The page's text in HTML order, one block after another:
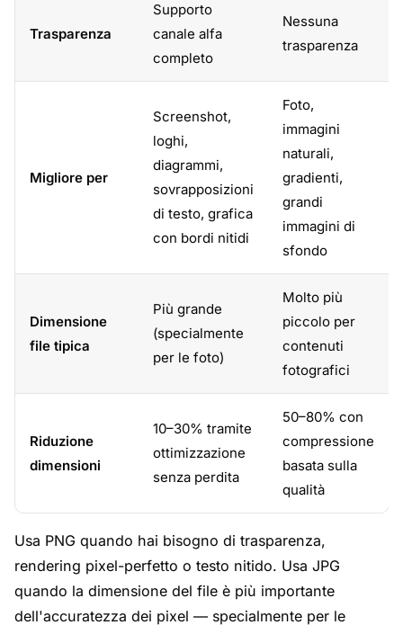
Trasparenza
Supporto
canale alfa
completo
Nessuna
trasparenza
Migliore per
Screenshot,
loghi,
diagrammi,
sovrapposizioni
di testo, grafica
con bordi nitidi
Foto,
immagini
naturali,
gradienti,
grandi
immagini di
sfondo
Dimensione
file tipica
Più grande
(specialmente
per le foto)
Molto più
piccolo per
contenuti
fotografici
Riduzione
dimensioni
10–30% tramite
ottimizzazione
senza perdita
50–80% con
compressione
basata sulla
qualità
Usa PNG quando hai bisogno di trasparenza,
rendering pixel-perfetto o testo nitido. Usa JPG
quando la dimensione del file è più importante
dell'accuratezza dei pixel — specialmente per le